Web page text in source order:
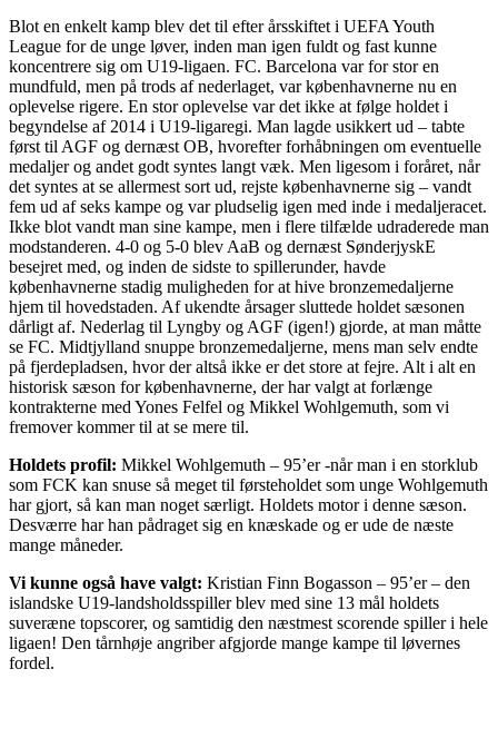
Blot en enkelt kamp blev det til efter årsskiftet i UEFA Youth
League for de unge løver, inden man igen fuldt og fast kunne
koncentrere sig om U19-ligaen. FC. Barcelona var for stor en
mundfuld, men på trods af nederlaget, var københavnerne nu en
oplevelse rigere. En stor oplevelse var det ikke at følge holdet i
begyndelse af 2014 i U19-ligaregi. Man lagde usikkert ud – tabte
først til AGF og dernæst OB, hvorefter forhåbningen om eventuelle
medaljer og andet godt syntes langt væk. Men ligesom i foråret, når
det syntes at se allermest sort ud, rejste københavnerne sig – vandt
fem ud af seks kampe og var pludselig igen med inde i medaljeracet.
Ikke blot vandt man sine kampe, men i flere tilfælde udraderede man
modstanderen. 4-0 og 5-0 blev AaB og dernæst SønderjyskE
besejret med, og inden de sidste to spillerunder, havde
københavnerne stadig muligheden for at hive bronzemedaljerne
hjem til hovedstaden. Af ukendte årsager sluttede holdet sæsonen
dårligt af. Nederlag til Lyngby og AGF (igen!) gjorde, at man måtte
se FC. Midtjylland snuppe bronzemedaljerne, mens man selv endte
på fjerdepladsen, hvor der altså ikke er det store at fejre. Alt i alt en
historisk sæson for københavnerne, der har valgt at forlænge
kontrakterne med Yones Felfel og Mikkel Wohlgemuth, som vi
fremover kommer til at se mere til.
Holdets profil: Mikkel Wohlgemuth – 95’er -når man i en storklub
som FCK kan snuse så meget til førsteholdet som unge Wohlgemuth
har gjort, så kan man noget særligt. Holdets motor i denne sæson.
Desværre har han pådraget sig en knæskade og er ude de næste
mange måneder.
Vi kunne også have valgt: Kristian Finn Bogasson – 95’er – den
islandske U19-landsholdsspiller blev med sine 13 mål holdets
suveræne topscorer, og samtidig den næstmest scorende spiller i hele
ligaen! Den tårnhøje angriber afgjorde mange kampe til løvernes
fordel.